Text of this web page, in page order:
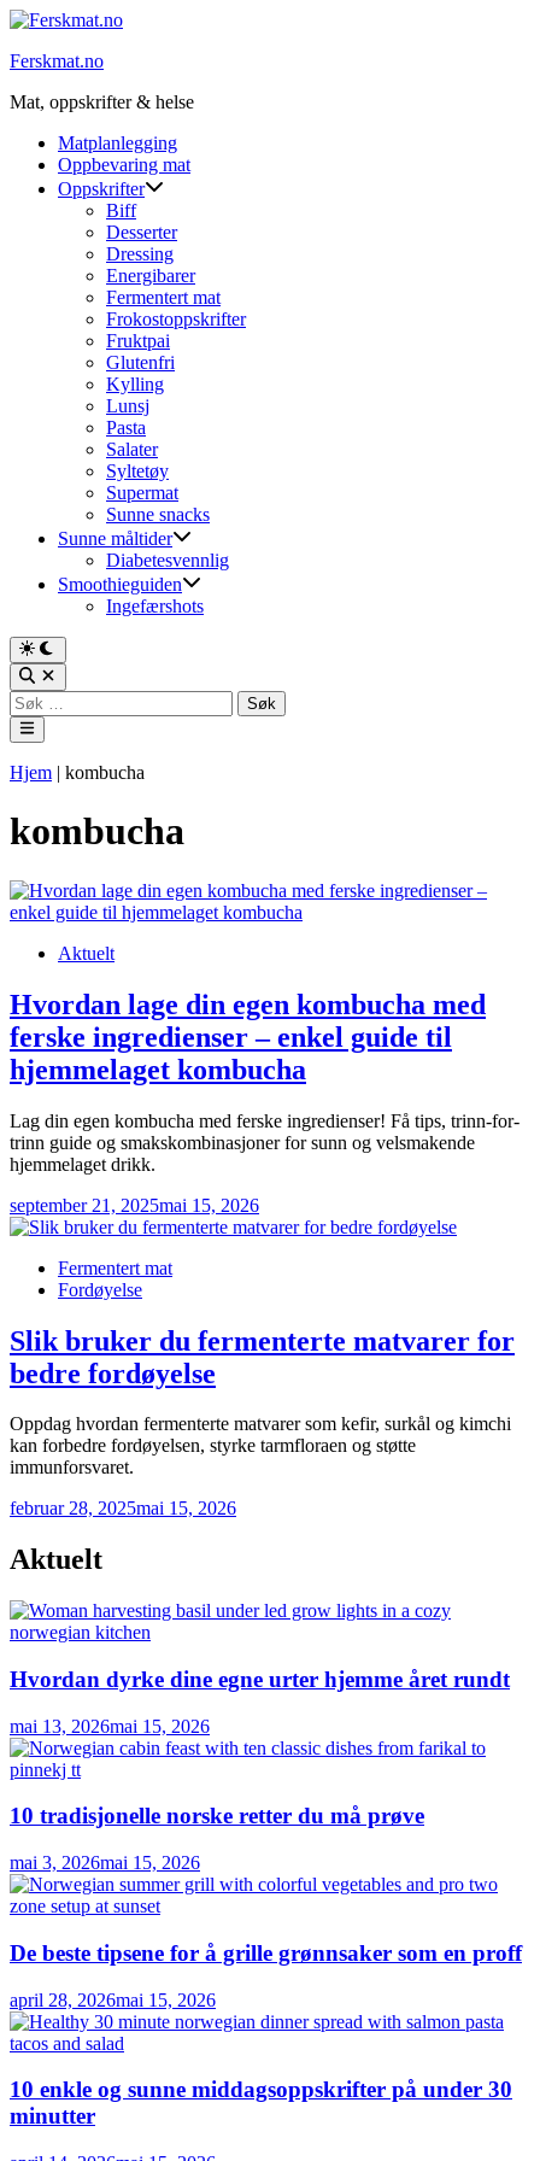
Skip
content
Ferskmat.no
Mat, oppskrifter & helse
Matplanlegging
Oppbevaring mat
Oppskrifter
Biff
Desserter
Dressing
Energibarer
Fermentert mat
Frokostoppskrifter
Fruktpai
Glutenfri
Kylling
Lunsj
Pasta
Salater
Syltetøy
Supermat
Sunne snacks
Sunne måltider
Diabetesvennlig
Smoothieguiden
Ingefærshots
Switch
to
dark
mode
Open
Search
Søk
etter:
Main
Menu
Hjem | kombucha
kombucha
Posted Aktuelt
Hvordan lage din egen kombucha med
ferske ingredienser – enkel guide til
hjemmelaget kombucha
Lag din egen kombucha med ferske ingredienser! Få tips, trinn-for-
trinn guide og smakskombinasjoner for sunn og velsmakende
hjemmelaget drikk.
september 21, 2025mai 15, 2026
PostedFermentert mat
Fordøyelse
Slik bruker du fermenterte matvarer for
bedre fordøyelse
Oppdag hvordan fermenterte matvarer som kefir, surkål og kimchi
kan forbedre fordøyelsen, styrke tarmfloraen og støtte
immunforsvaret.
februar 28, 2025mai 15, 2026
Aktuelt
Hvordan dyrke dine egne urter hjemme året rundt
mai 13, 2026mai 15, 2026
10 tradisjonelle norske retter du må prøve
mai 3, 2026mai 15, 2026
De beste tipsene for å grille grønnsaker som en proff
april 28, 2026mai 15, 2026
10 enkle og sunne middagsoppskrifter på under 30
minutter